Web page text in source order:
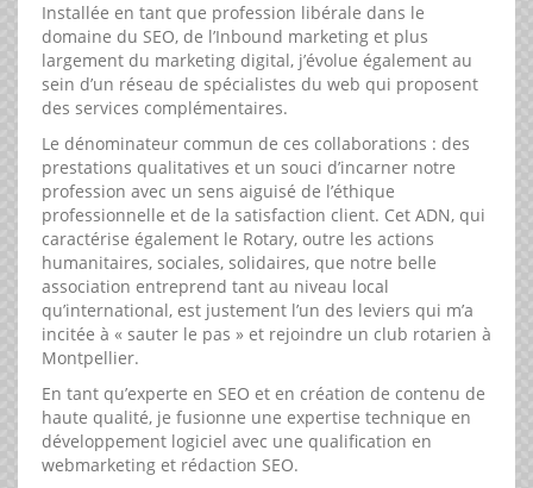
Installée en tant que profession libérale dans le
domaine du SEO, de l’Inbound marketing et plus
largement du marketing digital, j’évolue également au
sein d’un réseau de spécialistes du web qui proposent
des services complémentaires.
Le dénominateur commun de ces collaborations : des
prestations qualitatives et un souci d’incarner notre
profession avec un sens aiguisé de l’éthique
professionnelle et de la satisfaction client. Cet ADN, qui
caractérise également le Rotary, outre les actions
humanitaires, sociales, solidaires, que notre belle
association entreprend tant au niveau local
qu’international, est justement l’un des leviers qui m’a
incitée à « sauter le pas » et rejoindre un club rotarien à
Montpellier.
En tant qu’experte en SEO et en création de contenu de
haute qualité, je fusionne une expertise technique en
développement logiciel avec une qualification en
webmarketing et rédaction SEO.